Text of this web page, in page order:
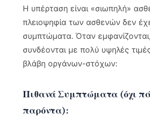
Η υπέρταση είναι «σιωπηλή»
πλειοψηφία των ασθενών δεν
συμπτώματα. Όταν
συνδέονται με πολύ υψηλές
βλάβη οργάνων-στόχων:
Πιθανά Συμπτώματα (όχι
παρόντα):